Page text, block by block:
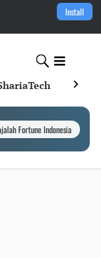
Install
Tech
Fortune Indonesia